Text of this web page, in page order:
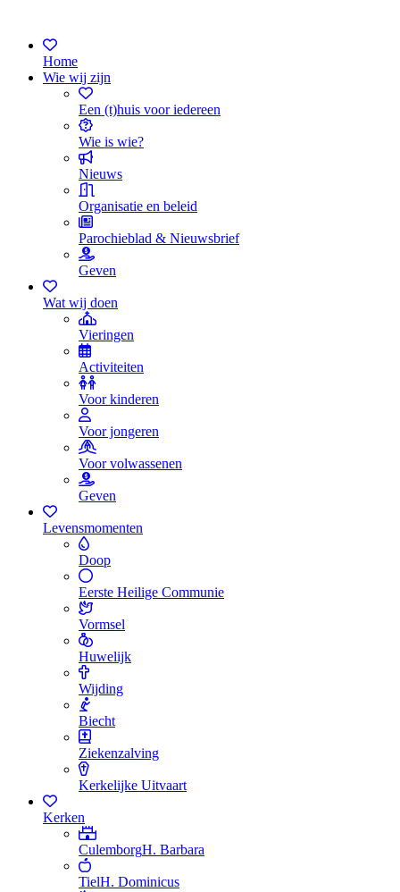
Home
Wie wij zijn
Een (t)huis voor iedereen
Wie is wie?
Nieuws
Organisatie en beleid
Parochieblad & Nieuwsbrief
Geven
Wat wij doen
Vieringen
Activiteiten
Voor kinderen
Voor jongeren
Voor volwassenen
Geven
Levensmomenten
Doop
Eerste Heilige Communie
Vormsel
Huwelijk
Wijding
Biecht
Ziekenzalving
Kerkelijke Uitvaart
Kerken
CulemborgH. Barbara
TielH. Dominicus